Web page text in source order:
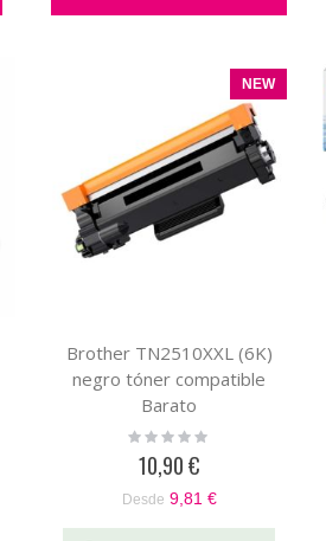
NEW
Brother TN2510XXL (6K)
negro tóner compatible
Barato
Rating:
10,90 €
Desde 9,81 €